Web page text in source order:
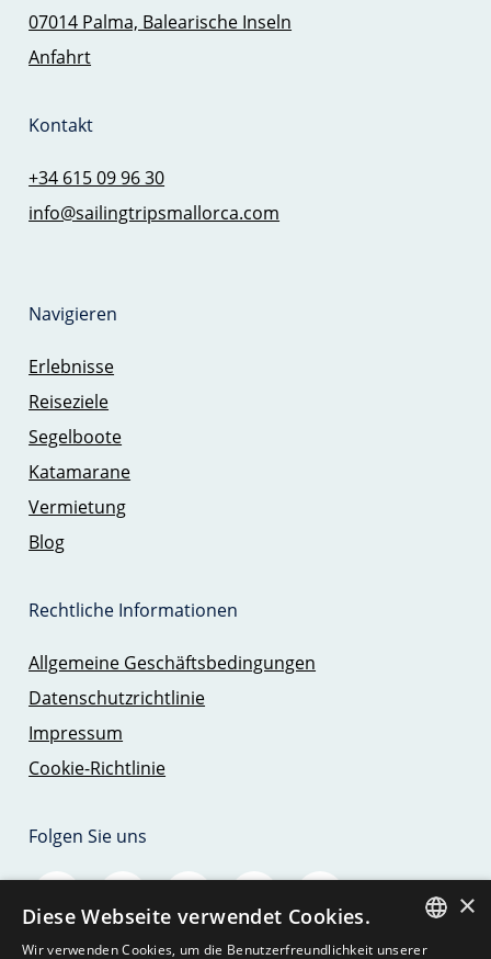
07014 Palma, Balearische Inseln
Anfahrt
Kontakt
+34 615 09 96 30
info@sailingtripsmallorca.com
Navigieren
Erlebnisse
Reiseziele
Segelboote
Katamarane
Vermietung
Blog
Rechtliche Informationen
Allgemeine Geschäftsbedingungen
Datenschutzrichtlinie
Impressum
Cookie-Richtlinie
Folgen Sie uns
×
Diese Webseite verwendet Cookies.
Wir verwenden Cookies, um die Benutzerfreundlichkeit unserer